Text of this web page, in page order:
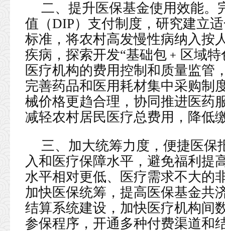
二、提升医保基金使用效能。
值（DIP）支付制度，研究建立
标准，将农村高发慢性病纳入按
疾病，探索开发“基础包﹢区域
医疗机构的费用控制和质量监管
完善药品和医用耗材集中采购制
械价格更趋合理，协同推进医药
减轻农村居民医疗总费用，降低
三、加大统筹力度，便捷医保
入和医疗保障水平，避免福利提
水平相对更低、医疗需求不大的
加快医保统筹，提高医保基金共
结算系统建设，加快医疗机构间
参保程序，开通多种付费渠道和